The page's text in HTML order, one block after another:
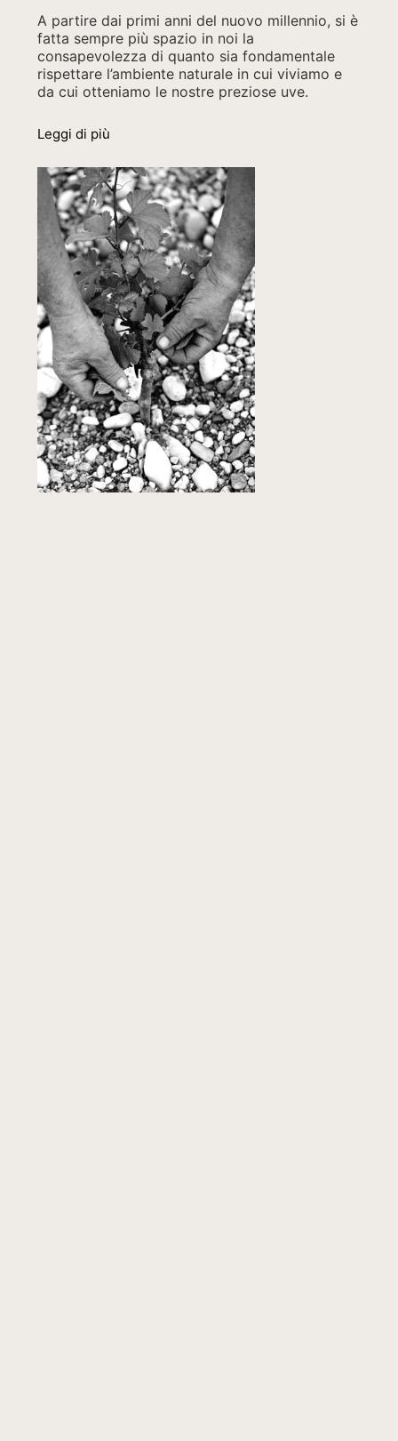
A partire dai primi anni del nuovo millennio, si è
fatta sempre più spazio in noi la
consapevolezza di quanto sia fondamentale
rispettare l’ambiente naturale in cui viviamo e
da cui otteniamo le nostre preziose uve.
Leggi di più